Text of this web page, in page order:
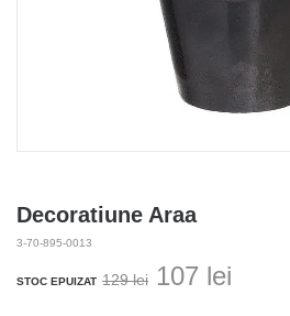
Decoratiune Araa
3-70-895-0013
STOC EPUIZAT 129lei Prețul
107 lei